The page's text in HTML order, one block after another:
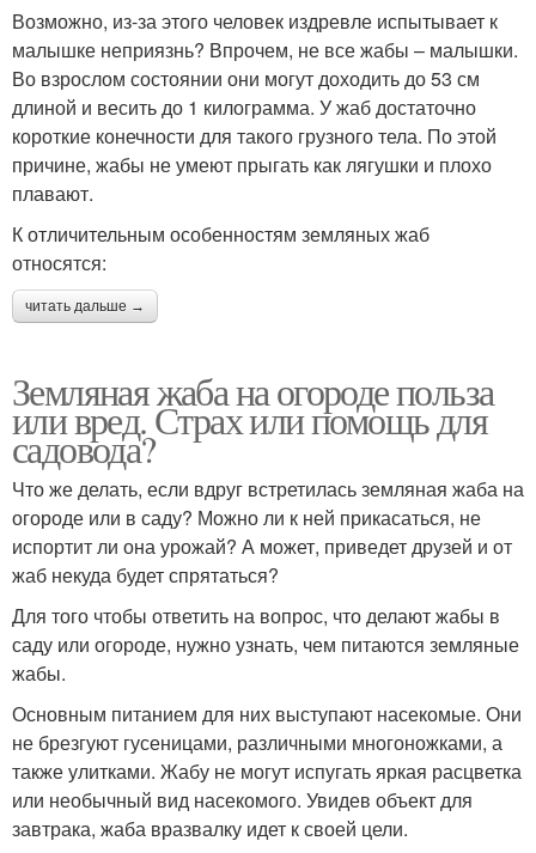
Возможно, из-за этого человек издревле испытывает к
малышке неприязнь? Впрочем, не все жабы – малышки.
Во взрослом состоянии они могут доходить до 53 см
длиной и весить до 1 килограмма. У жаб достаточно
короткие конечности для такого грузного тела. По этой
причине, жабы не умеют прыгать как лягушки и плохо
плавают.
К отличительным особенностям земляных жаб
относятся:
читать дальше →
Земляная жаба на огороде польза
или вред. Страх или помощь для
садовода?
Что же делать, если вдруг встретилась земляная жаба на
огороде или в саду? Можно ли к ней прикасаться, не
испортит ли она урожай? А может, приведет друзей и от
жаб некуда будет спрятаться?
Для того чтобы ответить на вопрос, что делают жабы в
саду или огороде, нужно узнать, чем питаются земляные
жабы.
Основным питанием для них выступают насекомые. Они
не брезгуют гусеницами, различными многоножками, а
также улитками. Жабу не могут испугать яркая расцветка
или необычный вид насекомого. Увидев объект для
завтрака, жаба вразвалку идет к своей цели.